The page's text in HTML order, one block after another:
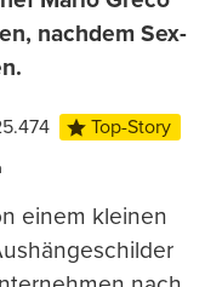
nachdem Sex-
Top-Story
druckeneinem kleinen